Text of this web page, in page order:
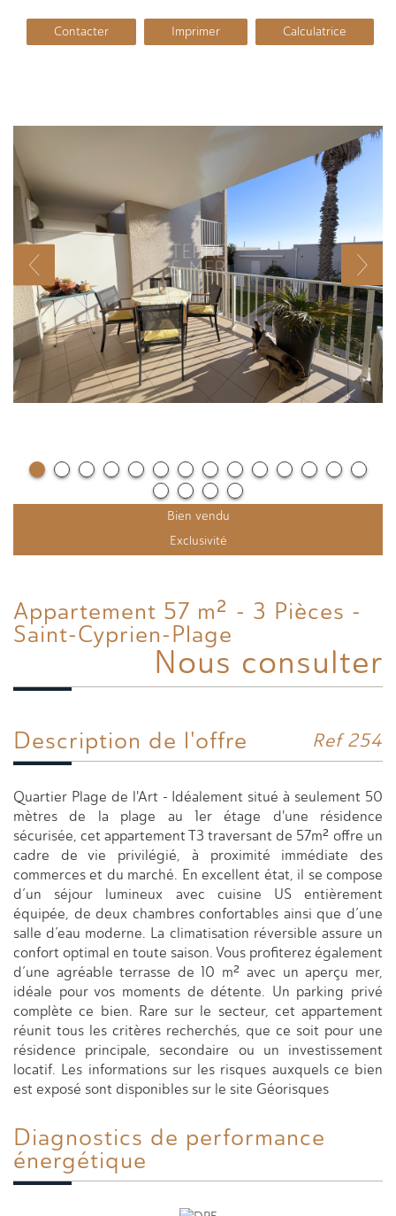
Contacter Imprimer Calculatrice
Bien vendu
Exclusivité
Appartement 57 m² - 3 Pièces -
Saint-Cyprien-Plage
Nous consulter
Description de l'offre Ref 254
Quartier Plage de l'Art - Idéalement situé à seulement 50
mètres de la plage au 1er étage d'une résidence
sécurisée, cet appartement T3 traversant de 57m² offre un
cadre de vie privilégié, à proximité immédiate des
commerces et du marché. En excellent état, il se compose
d’un séjour lumineux avec cuisine US entièrement
équipée, de deux chambres confortables ainsi que d’une
salle d’eau moderne. La climatisation réversible assure un
confort optimal en toute saison. Vous profiterez également
d’une agréable terrasse de 10 m² avec un aperçu mer,
idéale pour vos moments de détente. Un parking privé
complète ce bien. Rare sur le secteur, cet appartement
réunit tous les critères recherchés, que ce soit pour une
résidence principale, secondaire ou un investissement
locatif. Les informations sur les risques auxquels ce bien
est exposé sont disponibles sur le site Géorisques
Diagnostics de performance
énergétique